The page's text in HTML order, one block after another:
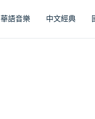
華語音樂 中文經典